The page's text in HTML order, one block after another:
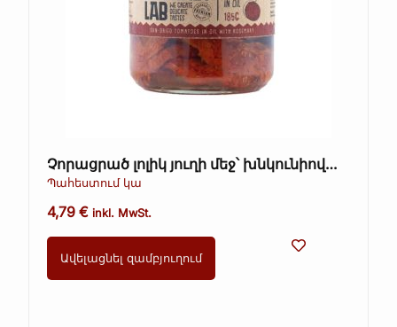
Չորացրած լոլիկ յուղի մեջ՝ խնկունիով
Gourmet Lab 200 գ
Պահեստում կա
4,79€ inkl. MwSt.
Ավելացնել զամբյուղում